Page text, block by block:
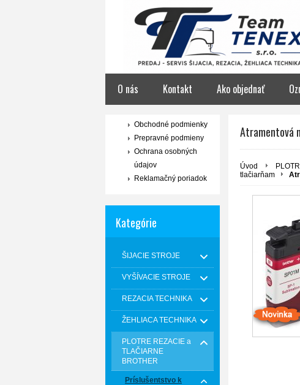
O nás Kontakt Ako objednať
Obchodné podmienky
Prepravné podmieny
Ochrana osobných
údajov
Reklamačný poriadok
Kategórie
ŠIJACIE STROJE
VYŠÍVACIE STROJE
REZACIA TECHNIKA
ŽEHLIACA TECHNIKA
PLOTRE REZACIE a
TLAČIARNE
BROTHER
Príslušentstvo k
Atramentová
Úvod
tlačiarňam